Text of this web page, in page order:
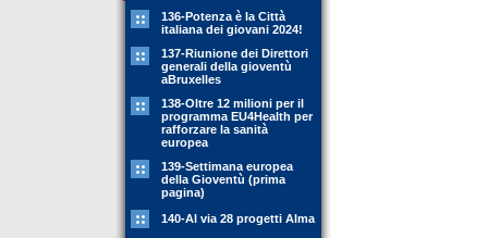
136-Potenza è la Città
italiana dei giovani 2024!
137-Riunione dei Direttori
generali della gioventù
aBruxelles
138-Oltre 12 milioni per il
programma EU4Health per
rafforzare la sanità
europea
139-Settimana europea
della Gioventù (prima
pagina)
140-Al via 28 progetti Alma